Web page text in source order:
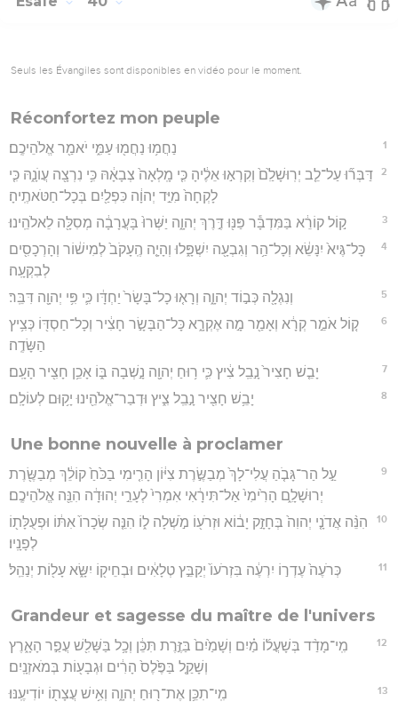
Seuls les Évangiles sont disponibles en vidéo pour le moment.
Réconfortez mon peuple
1 נַחֲמ֥וּ נַחֲמ֖וּ עַמִּ֑י יֹאמַ֖ר אֱלֹהֵיכֶֽם׃
2
דַּבְּר֞וּ עַל־לֵ֤ב יְרֽוּשָׁלִַ֙ם֙ וְקִרְא֣וּ אֵלֶ֔יהָ כִּ֤י מָֽלְאָה֙ צְבָאָ֔הּ כִּ֥י נִרְצָ֖ה עֲוֺנָ֑הּ כִּ֤י
לָקְחָה֙ מִיַּ֣ד יְהוָ֔ה כִּפְלַ֖יִם בְּכָל־חַטֹּאתֶֽיהָ׃
3 ק֣וֹל קוֹרֵ֔א בַּמִּדְבָּ֕ר פַּנּ֖וּ דֶּ֣רֶךְ יְהוָ֑ה יַשְּׁרוּ֙ בָּעֲרָבָ֔ה מְסִלָּ֖ה לֵאלֹהֵֽינוּ׃
4
כָּל־גֶּיא֙ יִנָּשֵׂ֔א וְכָל־הַ֥ר וְגִבְעָ֖ה יִשְׁפָּ֑לוּ וְהָיָ֤ה הֶֽעָקֹב֙ לְמִישׁ֔וֹר וְהָרְכָסִ֖ים
לְבִקְעָֽה׃
5 וְנִגְלָ֖ה כְּב֣וֹד יְהוָ֑ה וְרָא֤וּ כָל־בָּשָׂר֙ יַחְדָּ֔ו כִּ֛י פִּ֥י יְהוָ֖ה דִּבֵּֽר׃
6
ק֚וֹל אֹמֵ֣ר קְרָ֔א וְאָמַ֖ר מָ֣ה אֶקְרָ֑א כָּל־הַבָּשָׂ֣ר חָצִ֔יר וְכָל־חַסְדּ֖וֹ כְּצִ֥יץ
הַשָּׂדֶֽה׃
7 יָבֵ֤שׁ חָצִיר֙ נָ֣בֵֽל צִ֔יץ כִּ֛י ר֥וּחַ יְהוָ֖ה נָ֣שְׁבָה בּ֑וֹ אָכֵ֥ן חָצִ֖יר הָעָֽם׃
8 יָבֵ֥שׁ חָצִ֖יר נָ֣בֵֽל צִ֑יץ וּדְבַר־אֱלֹהֵ֖ינוּ יָק֥וּם לְעוֹלָֽם׃
Une bonne nouvelle à proclamer
9
עַ֣ל הַר־גָּבֹ֤הַ עֲלִי־לָךְ֙ מְבַשֶּׂ֣רֶת צִיּ֔וֹן הָרִ֤ימִי בַכֹּ֙חַ֙ קוֹלֵ֔ךְ מְבַשֶּׂ֖רֶת
יְרוּשָׁלִָ֑ם הָרִ֙ימִי֙ אַל־תִּירָ֔אִי אִמְרִי֙ לְעָרֵ֣י יְהוּדָ֔ה הִנֵּ֖ה אֱלֹהֵיכֶֽם׃
10
הִנֵּ֨ה אֲדֹנָ֤י יְהוִה֙ בְּחָזָ֣ק יָב֔וֹא וּזְרֹע֖וֹ מֹ֣שְׁלָה ל֑וֹ הִנֵּ֤ה שְׂכָרוֹ֙ אִתּ֔וֹ וּפְעֻלָּת֖וֹ
לְפָנָֽיו׃
11 כְּרֹעֶה֙ עֶדְר֣וֹ יִרְעֶ֔ה בִּזְרֹעוֹ֙ יְקַבֵּ֣ץ טְלָאִ֔ים וּבְחֵיק֖וֹ יִשָּׂ֑א עָל֖וֹת יְנַהֵֽל׃
Grandeur et sagesse du maître de l'univers
12
מִֽי־מָדַ֨ד בְּשָׁעֳל֜וֹ מַ֗יִם וְשָׁמַ֙יִם֙ בַּזֶּ֣רֶת תִּכֵּ֔ן וְכָ֥ל בַּשָּׁלִ֖שׁ עֲפַ֣ר הָאָ֑רֶץ
וְשָׁקַ֤ל בַּפֶּ֙לֶס֙ הָרִ֔ים וּגְבָע֖וֹת בְּמֹאזְנָֽיִם׃
13 מִֽי־תִכֵּ֥ן אֶת־ר֖וּחַ יְהוָ֑ה וְאִ֥ישׁ עֲצָת֖וֹ יוֹדִיעֶֽנּוּ׃